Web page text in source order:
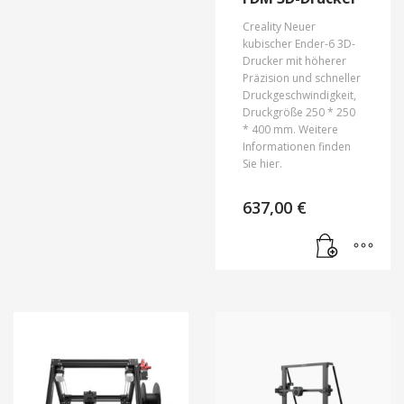
Creality Neuer
kubischer Ender-6 3D-
Drucker mit höherer
Präzision und schneller
Druckgeschwindigkeit,
Druckgröße 250 * 250
* 400 mm. Weitere
Informationen finden
Sie hier.
637,00 €